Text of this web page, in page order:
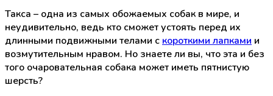
Такса – одна из самых обожаемых собак в мире, и
неудивительно, ведь кто сможет устоять перед их
длинными подвижными телами с короткими лапками и
возмутительным нравом. Но знаете ли вы, что эта и без
того очаровательная собака может иметь пятнистую
шерсть?